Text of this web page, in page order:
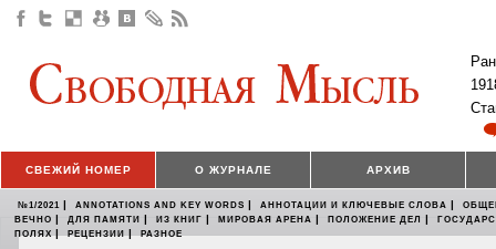
СВЕЖИЙ НОМЕР О ЖУРНАЛЕ АРХИВ
№1/2021 | ANNOTATIONS AND KEY WORDS | АННОТАЦИИ И КЛЮЧЕВЫЕ СЛОВА |
ВЕЧНО | ДЛЯ ПАМЯТИ | ИЗ КНИГ | МИРОВАЯ АРЕНА | ПОЛОЖЕНИЕ ДЕЛ |
ПОЛЯХ | РЕЦЕНЗИИ | РАЗНОЕ